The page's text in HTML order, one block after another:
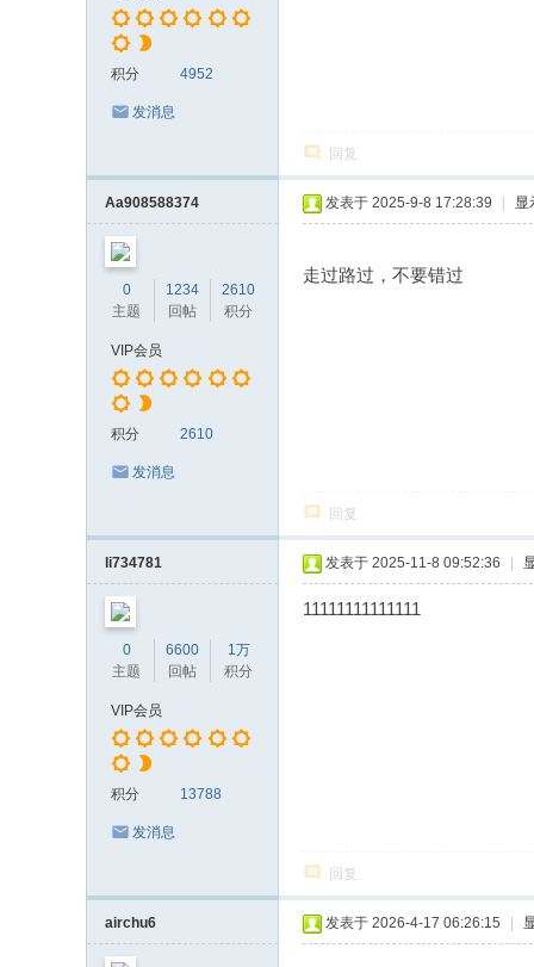
积分 4952
发消息
回复
Aa908588374
0
主题
1234
回帖
2610
积分
VIP会员
积分 2610
发消息
发表于 2025-9-8 17:28:39 显
走过路过，不要错过
回复
li734781
0
主题
6600
回帖
1万
积分
VIP会员
积分 13788
发消息
发表于 2025-11-8 09:52:36
11111111111111
回复
airchu6 发表于 2026-4-17 06:26:15